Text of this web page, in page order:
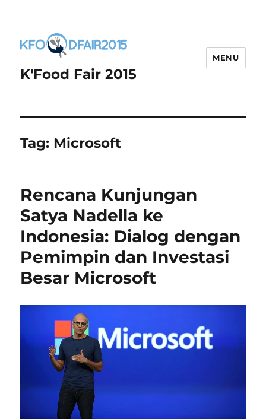
K'Food Fair 2015
MENU
Tag: Microsoft
Rencana Kunjungan
Satya Nadella ke
Indonesia: Dialog dengan
Pemimpin dan Investasi
Besar Microsoft